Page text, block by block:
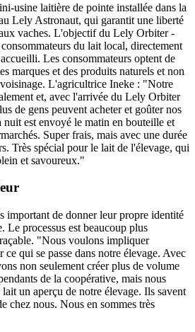
usine laitière de pointe installée dans la
Lely Astronaut, qui garantit une liberté
vaches. L'objectif du Lely Orbiter -
du lait local, directement
Les consommateurs optent de
marques et des produits naturels et non
L'agricultrice Ineke : "Notre
et, avec l'arrivée du Lely Orbiter
de gens peuvent acheter et goûter nos
est envoyé le matin en bouteille et
Super frais, mais avec une durée
Très spécial pour le lait de l'élevage, qui
et savoureux."
important de donner leur propre identité
Le processus est beaucoup plus
"Nous voulons impliquer
qui se passe dans notre élevage. Avec
non seulement créer plus de volume
de la coopérative, mais nous
un aperçu de notre élevage. Ils savent
chez nous. Nous en sommes très